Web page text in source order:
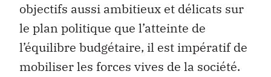
objectifs aussi ambitieux et délicats sur
le plan politique que l’atteinte de
l’équilibre budgétaire, il est impératif de
mobiliser les forces vives de la société.